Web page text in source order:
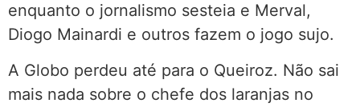
enquanto o jornalismo sesteia e Merval,
Diogo Mainardi e outros fazem o jogo sujo.
A Globo perdeu até para o Queiroz. Não sai
mais nada sobre o chefe dos laranjas no